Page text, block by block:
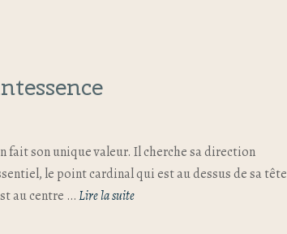
fait son unique valeur. Il cherche sa direction
le point cardinal qui est au dessus de sa tête
au centre …Lire la suite